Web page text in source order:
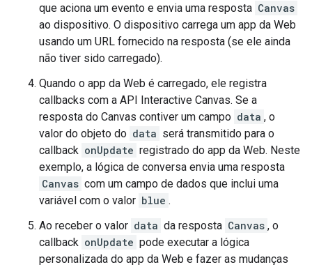
que aciona um evento e envia uma resposta Canvas
ao dispositivo. O dispositivo carrega um app da Web
usando um URL fornecido na resposta (se ele ainda
não tiver sido carregado).
Quando o app da Web é carregado, ele registra
callbacks com a API Interactive Canvas. Se a
resposta do Canvas contiver um campo data , o
valor do objeto do data será transmitido para o
callback onUpdate registrado do app da Web. Neste
exemplo, a lógica de conversa envia uma resposta
Canvas com um campo de dados que inclui uma
variável com o valor blue .
Ao receber o valor data da resposta Canvas , o
callback onUpdate pode executar a lógica
personalizada do app da Web e fazer as mudanças